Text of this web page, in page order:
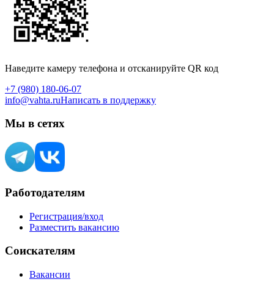
Наведите камеру телефона и отсканируйте QR код
+7 (980) 180-06-07
info@vahta.ruНаписать в поддержку
Мы в сетях
Работодателям
Регистрация/вход
Разместить вакансию
Соискателям
Вакансии